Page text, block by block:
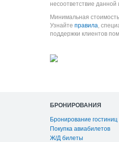
несоответствие
Минимальная
Узнайте правила,
поддержки клиентов
БРОНИРОВАНИЯ
Бронирование гостиниц
Покупка авиабилетов
Ж/Д билеты